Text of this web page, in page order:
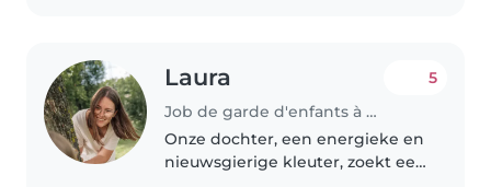
Laura
Job de garde d'enfants à Deinze
5
Onze dochter, een energieke en
nieuwsgierige kleuter, zoekt een